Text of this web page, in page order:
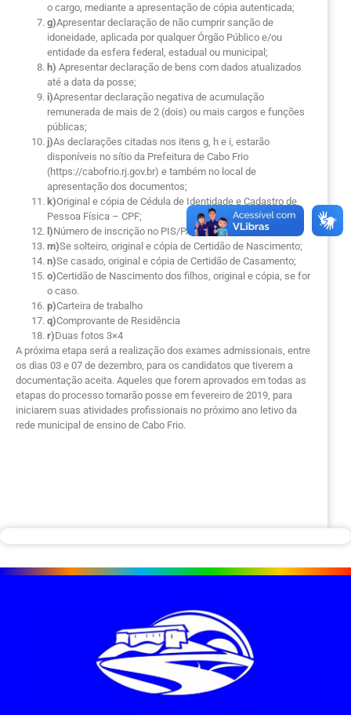
o cargo, mediante a apresentação de cópia autenticada;
g)Apresentar declaração de não cumprir sanção de
idoneidade, aplicada por qualquer Órgão Público e/ou
entidade da esfera federal, estadual ou municipal;
h) Apresentar declaração de bens com dados atualizados
até a data da posse;
i)Apresentar declaração negativa de acumulação
remunerada de mais de 2 (dois) ou mais cargos e funções
públicas;
j)As declarações citadas nos itens g, h e i, estarão
disponíveis no sítio da Prefeitura de Cabo Frio
(https://cabofrio.rj.gov.br) e também no local de
apresentação dos documentos;
k)Original e cópia de Cédula de Identidade e Cadastro de
Pessoa Física – CPF;
l)Número de inscrição no PIS/PASEP;
m)Se solteiro, original e cópia de Certidão de Nascimento;
n)Se casado, original e cópia de Certidão de Casamento;
o)Certidão de Nascimento dos filhos, original e cópia, se for
o caso.
p)Carteira de trabalho
q)Comprovante de Residência
r)Duas fotos 3×4
A próxima etapa será a realização dos exames admissionais, entre
os dias 03 e 07 de dezembro, para os candidatos que tiverem a
documentação aceita. Aqueles que forem aprovados em todas as
etapas do processo tomarão posse em fevereiro de 2019, para
iniciarem suas atividades profissionais no próximo ano letivo da
rede municipal de ensino de Cabo Frio.